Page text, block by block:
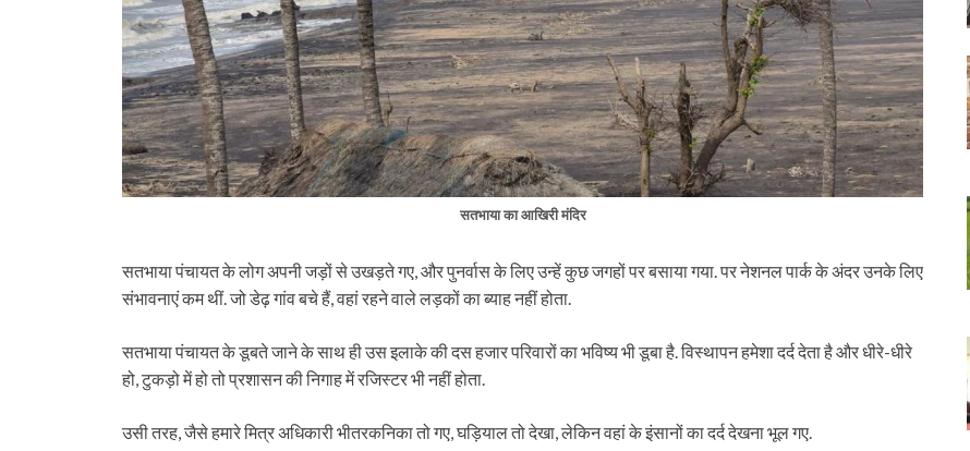
सतभाया का आखिरी मंदिर
सतभाया पंचायत के लोग अपनी जड़ों से उखड़ते गए, और पुनर्वास के लिए उन्हें कुछ जगहों पर बसाया गया. पर नेशनल पार्क के अंदर उनके लिए
संभावनाएं कम थीं. जो डेढ़ गांव बचे हैं, वहां रहने वाले लड़कों का ब्याह नहीं होता.
सतभाया पंचायत के डूबते जाने के साथ ही उस इलाके की दस हजार परिवारों का भविष्य भी डूबा है. विस्थापन हमेशा दर्द देता है और धीरे-धीरे
हो, टुकड़ो में हो तो प्रशासन की निगाह में रजिस्टर भी नहीं होता.
उसी तरह, जैसे हमारे मित्र अधिकारी भीतरकनिका तो गए, घड़ियाल तो देखा, लेकिन वहां के इंसानों का दर्द देखना भूल गए.